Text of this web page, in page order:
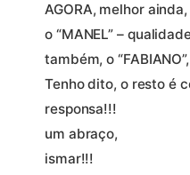
AGORA, melhor
o “MANEL” –
também, o
Tenho dito, o resto é
responsa!!!
um abraço,
ismar!!!